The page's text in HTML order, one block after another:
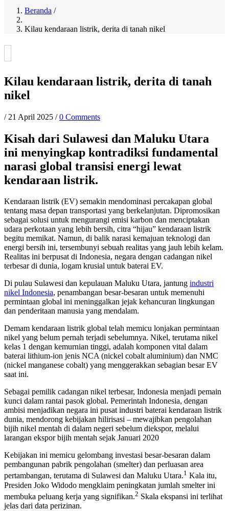
Breadcrumb
Beranda /
Kilau kendaraan listrik, derita di tanah nikel
Kilau kendaraan listrik, derita di tanah
nikel
/ 21 April 2025 /0 Comments
Kisah dari Sulawesi dan Maluku Utara
ini menyingkap kontradiksi fundamental
narasi global transisi energi lewat
kendaraan listrik.
Kendaraan listrik (EV) semakin mendominasi percakapan global
tentang masa depan transportasi yang berkelanjutan. Dipromosikan
sebagai solusi untuk mengurangi emisi karbon dan menciptakan
udara perkotaan yang lebih bersih, citra “hijau” kendaraan listrik
begitu memikat. Namun, di balik narasi kemajuan teknologi dan
energi bersih ini, tersembunyi sebuah realitas yang jauh lebih kelam.
Realitas ini berpusat di Indonesia, negara dengan cadangan nikel
terbesar di dunia, logam krusial untuk baterai EV.
Di pulau Sulawesi dan kepulauan Maluku Utara, jantung industri
nikel Indonesia, penambangan besar-besaran untuk memenuhi
permintaan global ini meninggalkan jejak kehancuran lingkungan
dan penderitaan manusia yang mendalam.
Demam kendaraan listrik global telah memicu lonjakan permintaan
nikel yang belum pernah terjadi sebelumnya. Nikel, terutama nikel
kelas 1 dengan kemurnian tinggi, adalah komponen vital dalam
baterai lithium-ion jenis NCA (nickel cobalt aluminium) dan NMC
(nickel manganese cobalt) yang menggerakkan sebagian besar EV
saat ini.
Sebagai pemilik cadangan nikel terbesar, Indonesia menjadi pemain
kunci dalam rantai pasok global. Pemerintah Indonesia, dengan
ambisi menjadikan negara ini pusat industri baterai kendaraan listrik
dunia, mendorong kebijakan hilirisasi – mewajibkan pengolahan
bijih nikel mentah di dalam negeri sebelum diekspor, melalui
larangan ekspor bijih mentah sejak Januari 2020
Kebijakan ini memicu gelombang investasi besar-besaran dalam
pembangunan pabrik pengolahan (smelter) dan perluasan area
pertambangan, terutama di Sulawesi dan Maluku Utara.1 Kala itu,
Presiden Joko Widodo mengklaim peningkatan jumlah smelter ini
membuka peluang kerja yang signifikan.2 Skala ekspansi ini terlihat
jelas dari data perizinan.